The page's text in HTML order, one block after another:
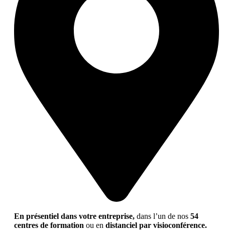
En présentiel dans votre entreprise, dans l’un de nos 54
centres de formation ou en distanciel par visioconférence.